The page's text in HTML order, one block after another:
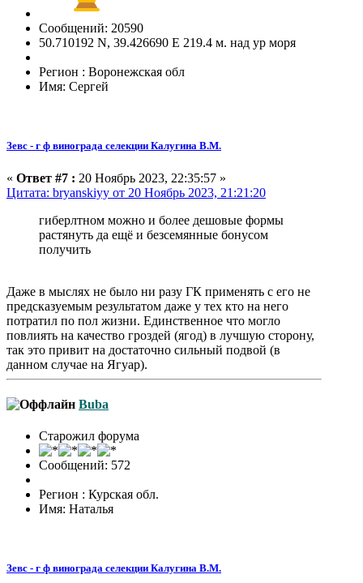
Сообщений: 20590
50.710192 N, 39.426690 E 219.4 м. над ур моря
Регион : Воронежская обл
Имя: Сергей
Зевс - г ф винограда селекции Калугина В.М.
« Ответ #7 : 20 Ноябрь 2023, 22:35:57 »
Цитата: bryanskiyy от 20 Ноябрь 2023, 21:21:20
гиберлтном можно и более дешовые формы
растянуть да ещё и безсемянные бонусом
получить
Даже в мыслях не было ни разу ГК применять с его не
предсказуемым результатом даже у тех кто на него
потратил по пол жизни. Единственное что могло
повлиять на качество гроздей (ягод) в лучшую сторону,
так это привит на достаточно сильный подвой (в
данном случае на Ягуар).
Buba
Старожил форума
Сообщений: 572
Регион : Курская обл.
Имя: Наталья
Зевс - г ф винограда селекции Калугина В.М.